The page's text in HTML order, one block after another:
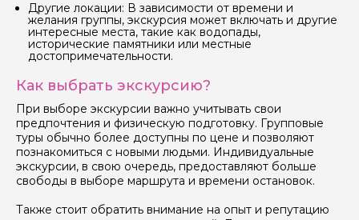
Другие локации: В зависимости от времени и
желания группы, экскурсия может включать и другие
интересные места, такие как водопады,
исторические памятники или местные
достопримечательности.
Как выбрать экскурсию?
При выборе экскурсии важно учитывать свои
предпочтения и физическую подготовку. Групповые
туры обычно более доступны по цене и позволяют
познакомиться с новыми людьми. Индивидуальные
экскурсии, в свою очередь, предоставляют больше
свободы в выборе маршрута и времени остановок.
Также стоит обратить внимание на опыт и репутацию
Вопросы и комментарии
Если у вас есть интересующие вопросы, можете их
задать
Я даю своё согласие на обработку персональных
данных